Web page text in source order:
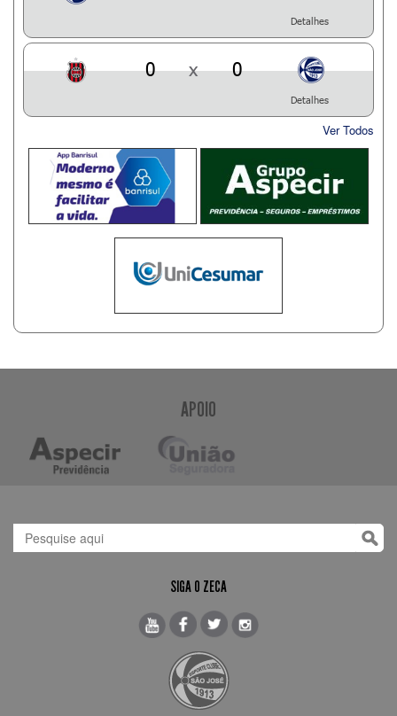
Detalhes
0 x 0
Detalhes
Ver Todos
APOIO
SIGA O ZECA